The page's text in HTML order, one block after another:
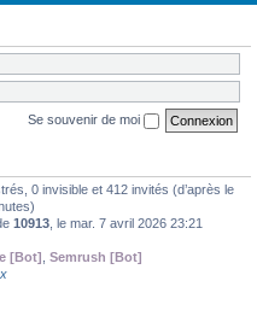
Se souvenir de moi
0 invisible et 412 invités (d’après le
10913 , le mar. 7 avril 2026 23:21
[Bot] Semrush [Bot]